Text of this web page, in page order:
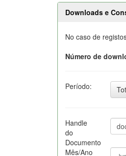
Downloads e
No caso de
Número de
Período:
Handle
do
Documento
Mês/Ano